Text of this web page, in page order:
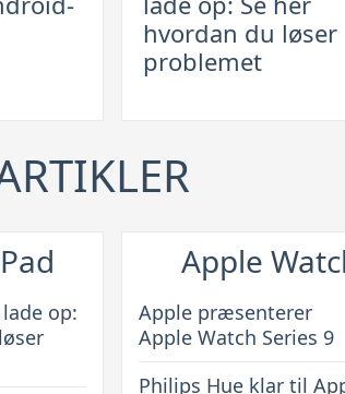
iPhone
ikke
Se
her
problemet
hvordan du løser
problemet
op:
Apple
Apple præsenterer
Apple Watch Series 9
Philips Hue klar til